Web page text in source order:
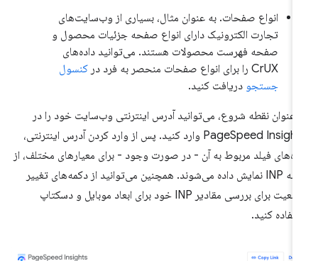
انواع صفحات. به عنوان مثال، بسیاری از وب‌سایت‌های
تجارت الکترونیک دارای انواع صفحه جزئیات محصول و
صفحه فهرست محصولات هستند. می‌توانید داده‌های
CrUX را برای انواع صفحات منحصر به فرد در
کنسول
جستجودریافت کنید.
عنوان نقطه شروع، می‌توانید آدرس اینترنتی وب‌سایت خود را در
PageSpeed ​​Insights وارد کنید. پس از وارد کردن آدرس اینترنتی،
فیلد مربوط به آن - در صورت وجود - برای معیارهای مختلف، از
جمله INP نمایش داده می‌شوند. همچنین می‌توانید از دکمه‌های تغییر
وضعیت برای بررسی مقادیر INP خود برای ابعاد موبایل و دسکتاپ
کنید.